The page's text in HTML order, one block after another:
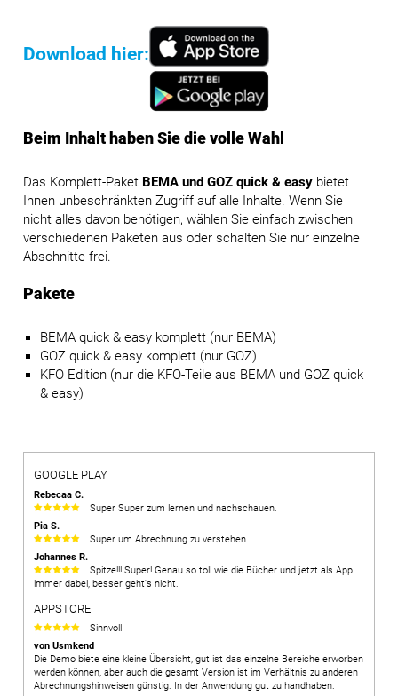
Download hier:
Beim Inhalt haben Sie die volle Wahl
Das Komplett-Paket BEMA und GOZ quick & easy bietet
Ihnen unbeschränkten Zugriff auf alle Inhalte. Wenn Sie
nicht alles davon benötigen, wählen Sie einfach zwischen
verschiedenen Paketen aus oder schalten Sie nur einzelne
Abschnitte frei.
Pakete
BEMA quick & easy komplett (nur BEMA)
GOZ quick & easy komplett (nur GOZ)
KFO Edition (nur die KFO-Teile aus BEMA und GOZ quick
& easy)
GOOGLE PLAY
Rebecaa C.
Super Super zum lernen und nachschauen.
Pia S.
Super um Abrechnung zu verstehen.
Johannes R.
Spitze!!! Super! Genau so toll wie die Bücher und jetzt als App
immer dabei, besser geht's nicht.
APPSTORE
Sinnvoll
von Usmkend
Die Demo biete eine kleine Übersicht, gut ist das einzelne Bereiche erworben
werden können, aber auch die gesamt Version ist im Verhältnis zu anderen
Abrechnungshinweisen günstig. In der Anwendung gut zu handhaben.